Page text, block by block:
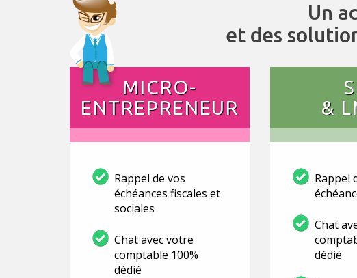
Un
et des
MICRO-
ENTREPRENEUR
Rappel de vos
échéances fiscales et
sociales
Chat avec votre
comptable 100%
dédié
&
Rappel
Chat
dédié